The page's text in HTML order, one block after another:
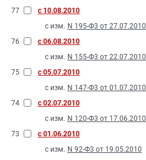
77
с 10.08.2010
с изм. N 195-Ф3 от 27.07.2010
76
с 06.08.2010
с изм. N 155-Ф3 от 22.07.2010
75
с 05.07.2010
с изм. N 147-Ф3 от 01.07.2010
74
с 02.07.2010
с изм. N 120-Ф3 от 17.06.2010
73
с 01.06.2010
с изм. N 92-Ф3 от 19.05.2010